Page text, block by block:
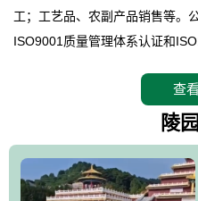
工；工艺品、农副产品销售等。
ISO9001质量管理体系认证和
拥有4A级旅游区头衔的花园式陵
万佛园位于遵化市境内，座落在
形绝佳，地理位置优越，交通便
园、打造佛教精品旅游圣地”为
的墓地安葬、祭祀吊亡并结合旅
查
陵